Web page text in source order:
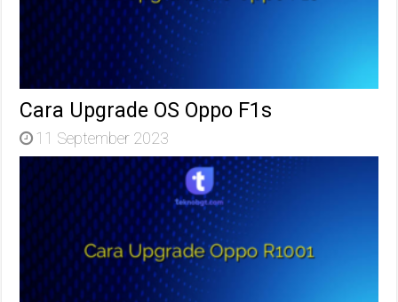
Cara Upgrade OS Oppo F1s
11 September 2023